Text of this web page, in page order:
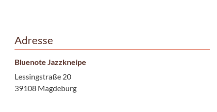
Adresse
Bluenote Jazzkneipe
Lessingstraße 20
39108 Magdeburg